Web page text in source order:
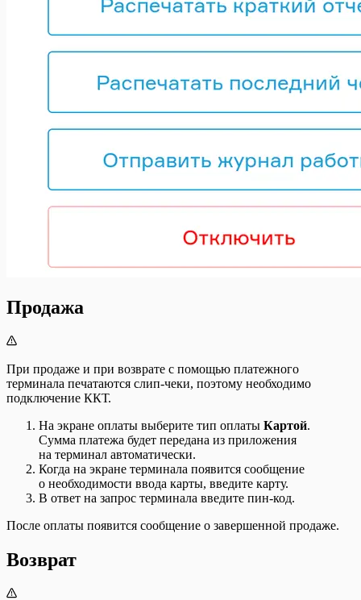
Продажа
При продаже и при возврате с помощью платежного
терминала печатаются слип-чеки, поэтому необходимо
подключение ККТ.
На экране оплаты выберите тип оплаты Картой.
Сумма платежа будет передана из приложения
на терминал автоматически.
Когда на экране терминала появится сообщение
о необходимости ввода карты, введите карту.
В ответ на запрос терминала введите пин-код.
После оплаты появится сообщение о завершенной продаже.
Возврат